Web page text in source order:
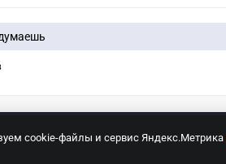
cookie-файлы и сервис Яндекс.Метрика